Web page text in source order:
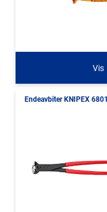
Vis
Endeavbiter KNIPEX 6801